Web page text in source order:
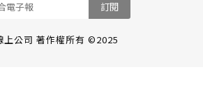
訂閱
上公司 著作權所有 ©2025